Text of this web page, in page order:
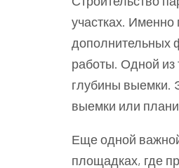
участках.
дополнительных
работы. Одной из
глубины выемки.
выемки или
Еще одной
площадках, где